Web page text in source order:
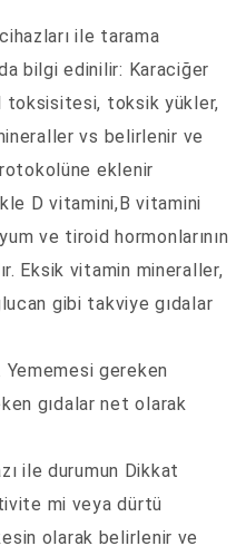
ile tarama
bilgi edinilir: Karaciğer
toksisitesi, toksik yükler,
vs belirlenir ve
eklenir
D vitamini,B vitamini
ve tiroid hormonlarının
Eksik vitamin mineraller,
gibi takviye gıdalar
gereken
gıdalar net olarak
ile durumun Dikkat
mi veya dürtü
olarak belirlenir ve